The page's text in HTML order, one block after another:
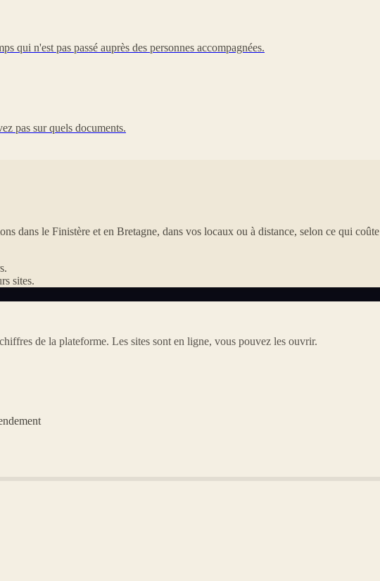
qui n'est pas passé auprès des personnes accompagnées.
pas sur quels documents.
dans le Finistère et en Bretagne, dans vos locaux ou à distance, selon ce qui
sites.
de la plateforme. Les sites sont en ligne, vous pouvez les ouvrir.